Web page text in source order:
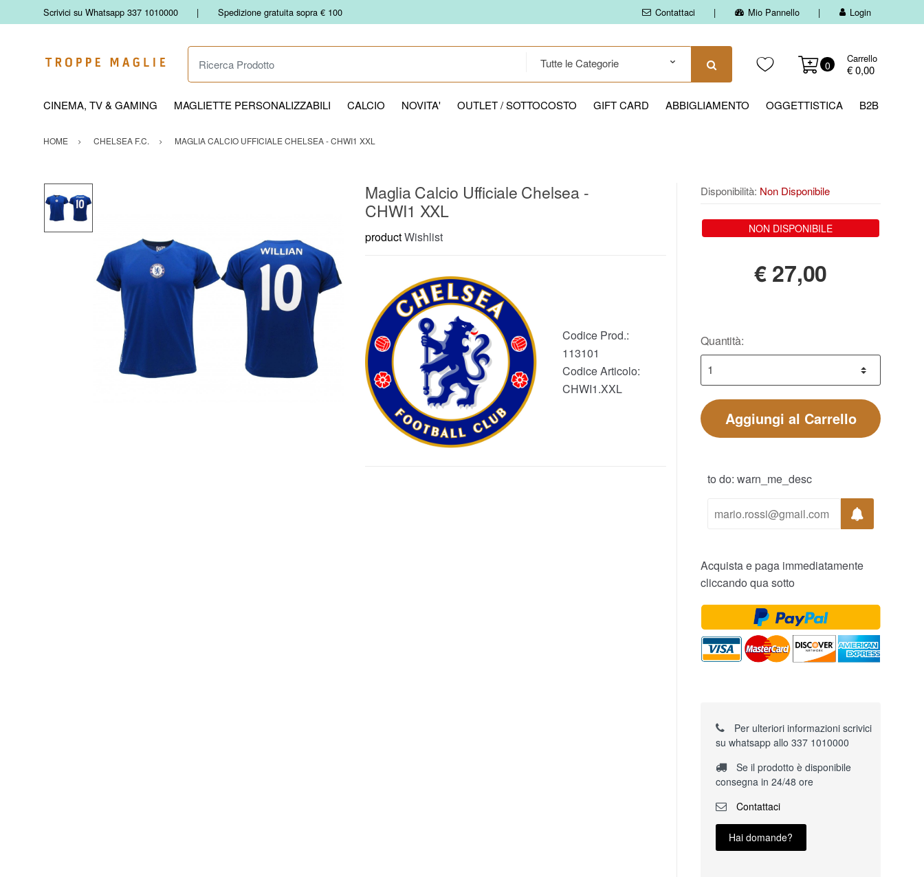
Scrivici su Whatsapp 337 1010000 Spedizione gratuita sopra € 100 Contattaci Mio Pannello Login
Ricerca Prodotto
0
Carrello
€ 0,00
CINEMA, TV & GAMING MAGLIETTE PERSONALIZZABILI CALCIO NOVITA' OUTLET / SOTTOCOSTO GIFT CARD ABBIGLIAMENTO OGGETTISTICA B2B
HOME CHELSEA F.C. MAGLIA CALCIO UFFICIALE CHELSEA - CHWI1 XXL
Maglia Calcio Ufficiale Chelsea -
CHWI1 XXL
productWishlist
Codice Prod.:
113101
Codice Articolo:
CHWI1.XXL
Disponibilità: Non Disponibile
NON DISPONIBILE
€27,00
Quantità:
Aggiungi al Carrello
to do: warn_me_desc
Acquista e paga immediatamente
cliccando qua sotto
Per ulteriori informazioni scrivici
su whatsapp allo 337 1010000
Se il prodotto è disponibile
consegna in 24/48 ore
Contattaci
Hai domande?